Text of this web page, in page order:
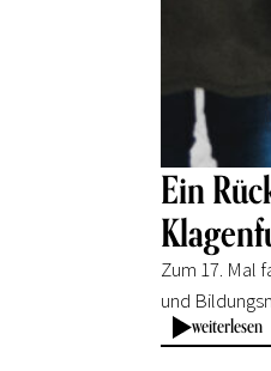
Ein
Zum 17. Mal
und
weiterlesen